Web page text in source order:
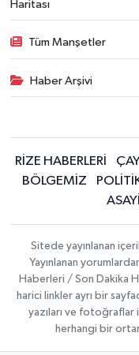
Haritası
Tüm Manşetler
Haber Arşivi
RİZE HABERLERİ
BÖLGEMİZ
Sitede yayınlanan
Yayınlanan
Haberleri / Son Dakika
harici linkler ayrı bir
yazıları ve fotoğraflar
herhangi bir